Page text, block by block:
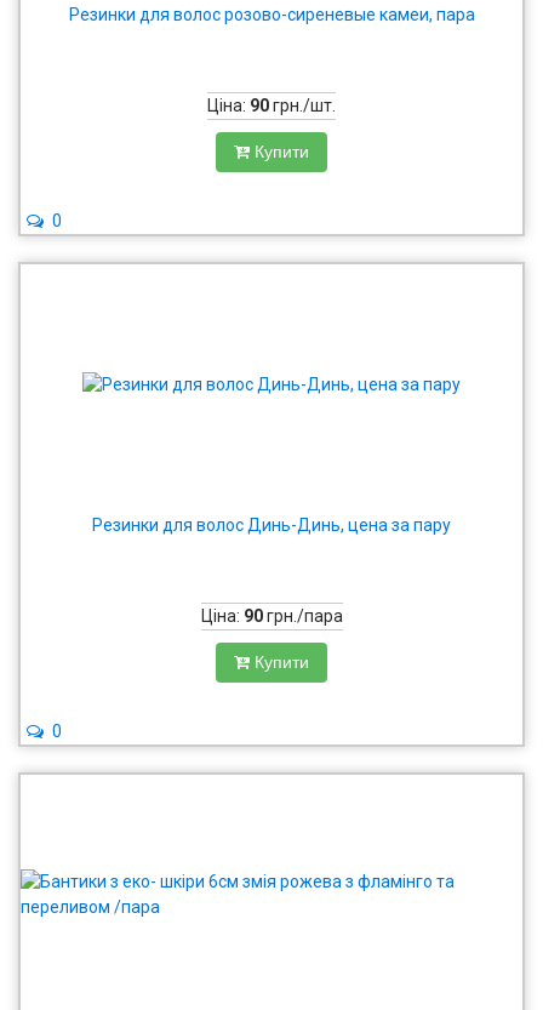
Резинки для волос розово-сиреневые камеи, пара
Ціна: 90грн./шт.
Купити
0
Резинки для волос Динь-Динь, цена за пару
Ціна: 90грн./пара
Купити
0